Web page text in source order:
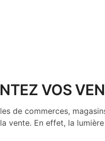
VOS
de commerces,
vente. En effet, la lumière